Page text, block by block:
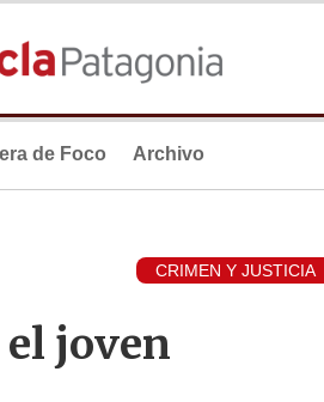
de Foco Archivo
CRIMEN Y JUSTICIA
el joven